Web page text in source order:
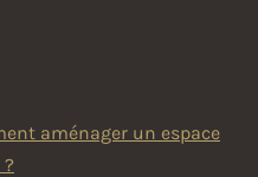
aménager un espace